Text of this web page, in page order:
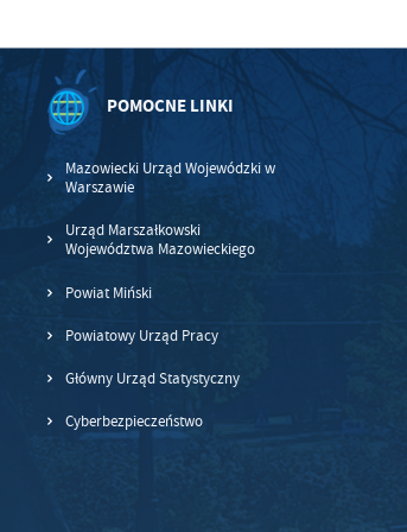
POMOCNE LINKI
Mazowiecki Urząd Wojewódzki w
Warszawie
Urząd Marszałkowski
Województwa Mazowieckiego
Powiat Miński
Powiatowy Urząd Pracy
Główny Urząd Statystyczny
Cyberbezpieczeństwo